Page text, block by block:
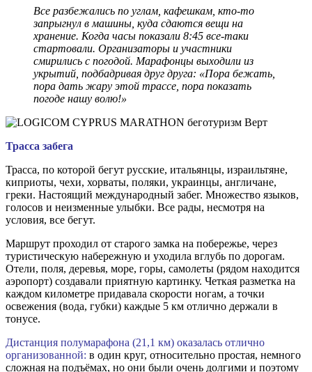
Все разбежались по углам, кафешкам, кто-то
запрыгнул в машины, куда сдаются вещи на
хранение. Когда часы показали 8:45 все-таки
стартовали. Организаторы и участники
смирились с погодой. Марафонцы выходили из
укрытий, подбадривая друг друга: «Пора бежать,
пора дать жару этой трассе, пора показать
погоде нашу волю!»
Трасса забега
Трасса, по которой бегут русские, итальянцы, израильтяне,
киприоты, чехи, хорваты, поляки, украинцы, англичане,
греки. Настоящий международный забег. Множество языков,
голосов и неизменные улыбки. Все рады, несмотря на
условия, все бегут.
Маршрут проходил от старого замка на побережье, через
туристическую набережную и уходила вглубь по дорогам.
Отели, поля, деревья, море, горы, самолеты (рядом находится
аэропорт) создавали приятную картинку. Четкая разметка на
каждом километре придавала скорости ногам, а точки
освежения (вода, губки) каждые 5 км отлично держали в
тонусе.
Дистанция полумарафона (21,1 км) оказалась отлично
организованной: в один круг, относительно простая, немного
сложная на подъёмах, но они были очень долгими и поэтому